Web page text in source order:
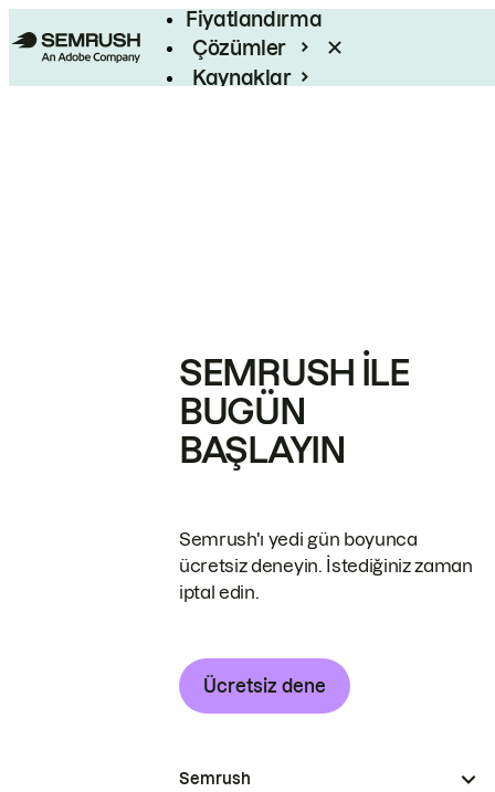
Fiyatlandırma
Çözümler
Kaynaklar
SEMRUSH ILE
BUGÜN
BAŞLAYIN
Semrush'ı yedi gün boyunca
ücretsiz deneyin. İstediğiniz zaman
iptal edin.
Ücretsiz dene
Semrush